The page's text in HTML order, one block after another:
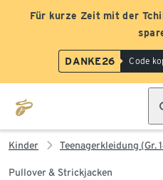
Für kurze Zeit mit der
DANKE26 Code
Kinder Teenagerkleidung (Gr.
Pullover & Strickjacken